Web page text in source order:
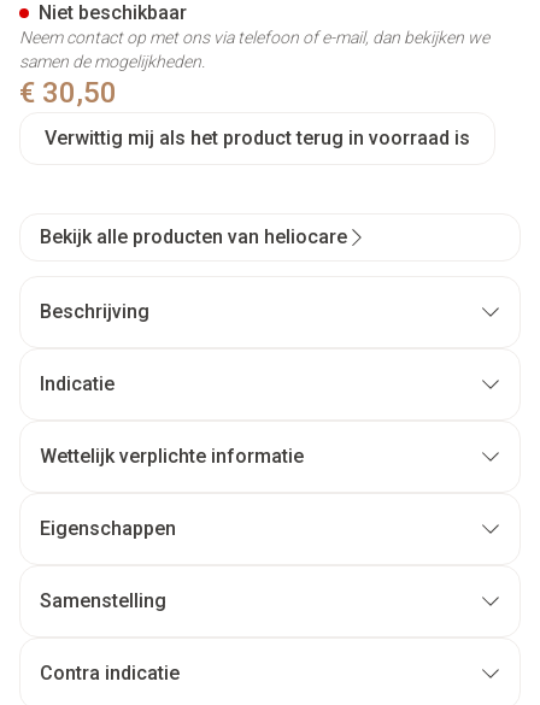
€ 30,50
Verwittig mij als het product terug in voorraad is
Niet beschikbaar
Neem contact op met ons via telefoon of e-mail, dan bekijken we
samen de mogelijkheden.
Bekijk alle producten van heliocare
Beschrijving
Indicatie
Wettelijk verplichte informatie
Eigenschappen
Samenstelling
Contra indicatie